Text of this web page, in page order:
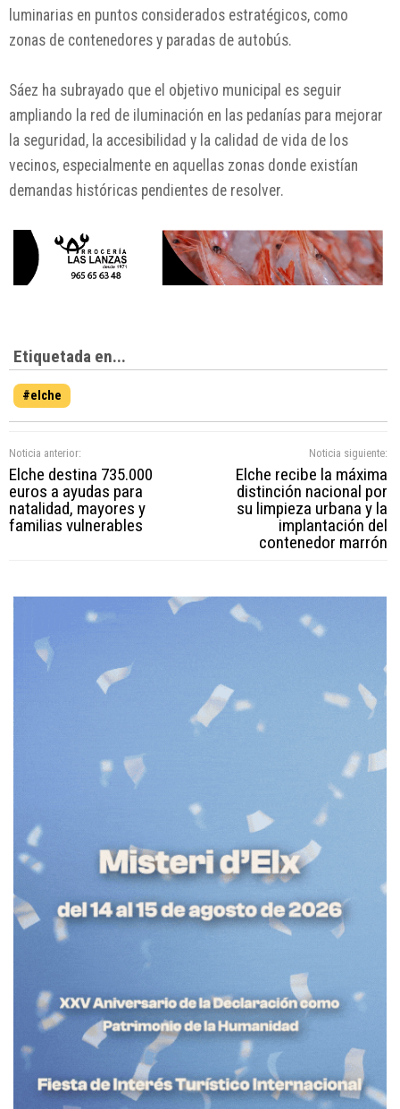
luminarias en puntos considerados estratégicos, como
zonas de contenedores y paradas de autobús.
Sáez ha subrayado que el objetivo municipal es seguir
ampliando la red de iluminación en las pedanías para mejorar
la seguridad, la accesibilidad y la calidad de vida de los
vecinos, especialmente en aquellas zonas donde existían
demandas históricas pendientes de resolver.
Etiquetada en...
#elche
Noticia anterior:
Elche destina 735.000
euros a ayudas para
natalidad, mayores y
familias vulnerables
Noticia siguiente:
Elche recibe la máxima
distinción nacional por
su limpieza urbana y la
implantación del
contenedor marrón